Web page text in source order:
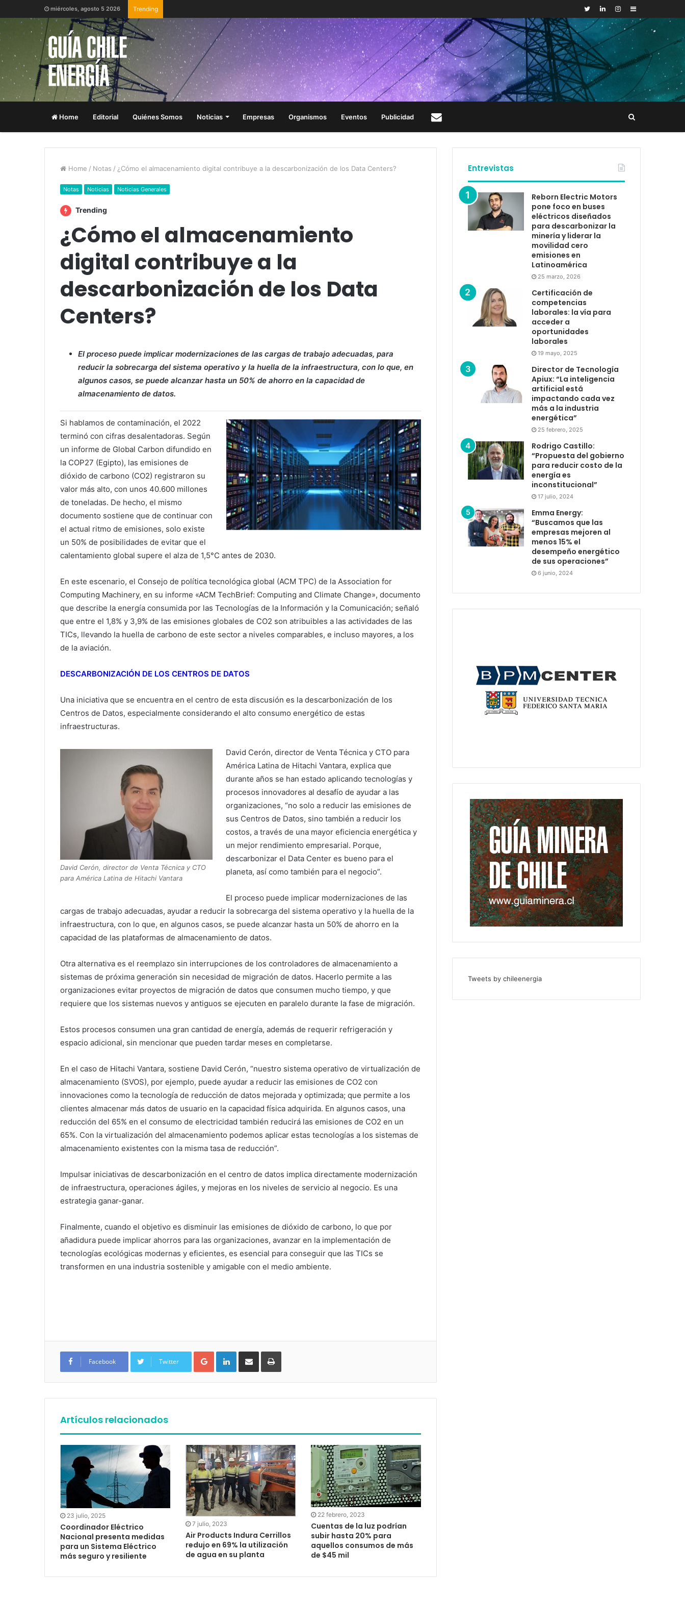
miércoles, agosto 5 2026 Trending Sidebar
Home Editorial Quiénes Somos Noticias Empresas Organismos Eventos Publicidad
Home / Notas / ¿Cómo el almacenamiento digital contribuye a la descarbonización de los Data Centers?
Notas Noticias Noticias Generales
Trending
¿Cómo el almacenamiento
digital contribuye a la
descarbonización de los Data
Centers?
El proceso puede implicar modernizaciones de las cargas de trabajo adecuadas, para
reducir la sobrecarga del sistema operativo y la huella de la infraestructura, con lo que, en
algunos casos, se puede alcanzar hasta un 50% de ahorro en la capacidad de
almacenamiento de datos.
Si hablamos de contaminación, el 2022
terminó con cifras desalentadoras. Según
un informe de Global Carbon difundido en
la COP27 (Egipto), las emisiones de
dióxido de carbono (CO2) registraron su
valor más alto, con unos 40.600 millones
de toneladas. De hecho, el mismo
documento sostiene que de continuar con
el actual ritmo de emisiones, solo existe
un 50% de posibilidades de evitar que el
calentamiento global supere el alza de 1,5°C antes de 2030.
En este escenario, el Consejo de política tecnológica global (ACM TPC) de la Association for
Computing Machinery, en su informe «ACM TechBrief: Computing and Climate Change», documento
que describe la energía consumida por las Tecnologías de la Información y la Comunicación; señaló
que entre el 1,8% y 3,9% de las emisiones globales de CO2 son atribuibles a las actividades de las
TICs, llevando la huella de carbono de este sector a niveles comparables, e incluso mayores, a los
de la aviación.
DESCARBONIZACIÓN DE LOS CENTROS DE DATOS
Una iniciativa que se encuentra en el centro de esta discusión es la descarbonización de los
Centros de Datos, especialmente considerando el alto consumo energético de estas
infraestructuras.
David Cerón, director de Venta Técnica y CTO
para América Latina de Hitachi Vantara
David Cerón, director de Venta Técnica y CTO para
América Latina de Hitachi Vantara, explica que
durante años se han estado aplicando tecnologías y
procesos innovadores al desafío de ayudar a las
organizaciones, “no solo a reducir las emisiones de
sus Centros de Datos, sino también a reducir los
costos, a través de una mayor eficiencia energética y
un mejor rendimiento empresarial. Porque,
descarbonizar el Data Center es bueno para el
planeta, así como también para el negocio”.
El proceso puede implicar modernizaciones de las
cargas de trabajo adecuadas, ayudar a reducir la sobrecarga del sistema operativo y la huella de la
infraestructura, con lo que, en algunos casos, se puede alcanzar hasta un 50% de ahorro en la
capacidad de las plataformas de almacenamiento de datos.
Otra alternativa es el reemplazo sin interrupciones de los controladores de almacenamiento a
sistemas de próxima generación sin necesidad de migración de datos. Hacerlo permite a las
organizaciones evitar proyectos de migración de datos que consumen mucho tiempo, y que
requiere que los sistemas nuevos y antiguos se ejecuten en paralelo durante la fase de migración.
Estos procesos consumen una gran cantidad de energía, además de requerir refrigeración y
espacio adicional, sin mencionar que pueden tardar meses en completarse.
En el caso de Hitachi Vantara, sostiene David Cerón, “nuestro sistema operativo de virtualización de
almacenamiento (SVOS), por ejemplo, puede ayudar a reducir las emisiones de CO2 con
innovaciones como la tecnología de reducción de datos mejorada y optimizada; que permite a los
clientes almacenar más datos de usuario en la capacidad física adquirida. En algunos casos, una
reducción del 65% en el consumo de electricidad también reducirá las emisiones de CO2 en un
65%. Con la virtualización del almacenamiento podemos aplicar estas tecnologías a los sistemas de
almacenamiento existentes con la misma tasa de reducción”.
Impulsar iniciativas de descarbonización en el centro de datos implica directamente modernización
de infraestructura, operaciones ágiles, y mejoras en los niveles de servicio al negocio. Es una
estrategia ganar-ganar.
Finalmente, cuando el objetivo es disminuir las emisiones de dióxido de carbono, lo que por
añadidura puede implicar ahorros para las organizaciones, avanzar en la implementación de
tecnologías ecológicas modernas y eficientes, es esencial para conseguir que las TICs se
transformen en una industria sostenible y amigable con el medio ambiente.
Facebook Twitter
Google+ LinkedIn
Artículos relacionados
23 julio, 2025
Coordinador Eléctrico
Nacional presenta medidas
para un Sistema Eléctrico
más seguro y resiliente
7 julio, 2023
Air Products Indura Cerrillos
redujo en 69% la utilización
de agua en su planta
22 febrero, 2023
Cuentas de la luz podrían
subir hasta 20% para
aquellos consumos de más
de $45 mil
Entrevistas
Reborn Electric Motors
pone foco en buses
eléctricos diseñados
para descarbonizar la
minería y liderar la
movilidad cero
emisiones en
Latinoamérica
25 marzo, 2026
Certificación de
competencias
laborales: la vía para
acceder a
oportunidades
laborales
19 mayo, 2025
Director de Tecnología
Apiux: “La inteligencia
artificial está
impactando cada vez
más a la industria
energética”
25 febrero, 2025
Rodrigo Castillo:
“Propuesta del gobierno
para reducir costo de la
energía es
inconstitucional”
17 julio, 2024
Emma Energy:
“Buscamos que las
empresas mejoren al
menos 15% el
desempeño energético
de sus operaciones”
6 junio, 2024
Tweets by chileenergia